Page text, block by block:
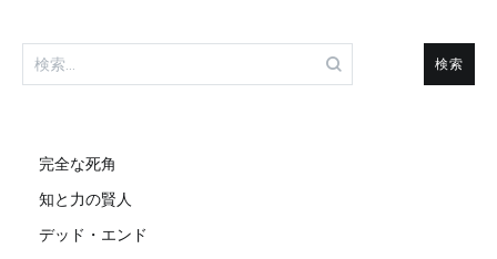
ョ
ン
検
索:
完全な死角
知と力の賢人
デッド・エンド